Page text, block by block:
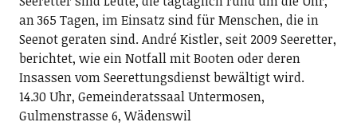
an 365 Tagen, im Einsatz sind für Menschen, die in
Seenot geraten sind. André Kistler, seit 2009 Seeretter,
berichtet, wie ein Notfall mit Booten oder deren
Insassen vom Seerettungsdienst bewältigt wird.
14.30 Uhr, Gemeinderatssaal Untermosen,
Gulmenstrasse 6, Wädenswil